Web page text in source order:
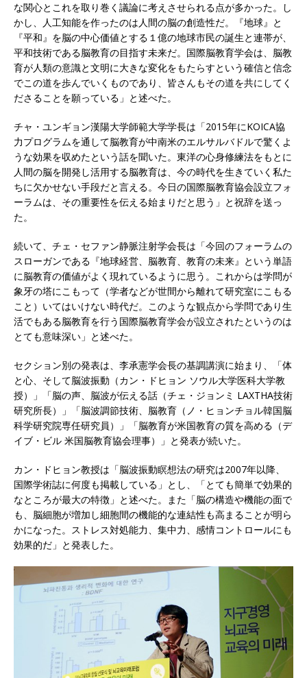
な関心とこれを取り巻く議論に考えさせられる点が多かった。し
かし、人工知能を作ったのは人間の脳の創造性だ。『地球』と
『平和』を脳の中心価値とする１億の地球市民の誕生と連帯が、
平和技術である脳教育の目指す未来だ。国際脳教育学会は、脳教
育が人類の意識と文明に大きな変化をもたらすという確信と信念
でこの道を歩んでいくものであり、皆さんもその道を共にしてく
ださることを願っている」と述べた。
チャ・ユンギョン漢陽大学師範大学学長は「2015年にKOICA協
力プログラムを通して脳教育が中南米のエルサルバドルで驚くよ
うな効果を収めたという話を聞いた。東洋の心身修練法をもとに
人間の脳を開発し活用する脳教育は、今の時代を生きていく私た
ちに欠かせない手段だと言える。今日の国際脳教育協会設立フォ
ーラムは、その重要性を伝える始まりだと思う」と祝辞を送っ
た。
続いて、チェ・セファン静脈注射学会長は「今回のフォーラムの
スローガンである『地球経営、脳教育、教育の未来』という単語
に脳教育の価値がよく現れているように思う。これからは学問が
象牙の塔にこもって（学者などが世間から離れて研究室にこもる
こと）いてはいけない時代だ。このような観点から学問であり生
活でもある脳教育を行う国際脳教育学会が設立されたというのは
とても意味深い」と述べた。
セクション別の発表は、李承憲学会長の基調講演に始まり、「体
と心、そして脳波振動（カン・ドヒョン ソウル大学医科大学教
授）」「脳の声、脳波が伝える話（チェ・ジョンミ LAXTHA技術
研究所長）」「脳波調節技術、脳教育（ノ・ヒョンチョル韓国脳
科学研究院専任研究員）」「脳教育が米国教育の質を高める（デ
イブ・ビル 米国脳教育協会理事）」と発表が続いた。
カン・ドヒョン教授は「脳波振動瞑想法の研究は2007年以降、
国際学術誌に何度も掲載している」とし、「とても簡単で効果的
なところが最大の特徴」と述べた。また「脳の構造や機能の面で
も、脳細胞が増加し細胞間の機能的な連結性も高まることが明ら
かになった。ストレス対処能力、集中力、感情コントロールにも
効果的だ」と発表した。